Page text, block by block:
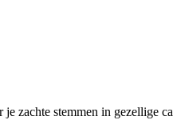
zachte stemmen in gezellige